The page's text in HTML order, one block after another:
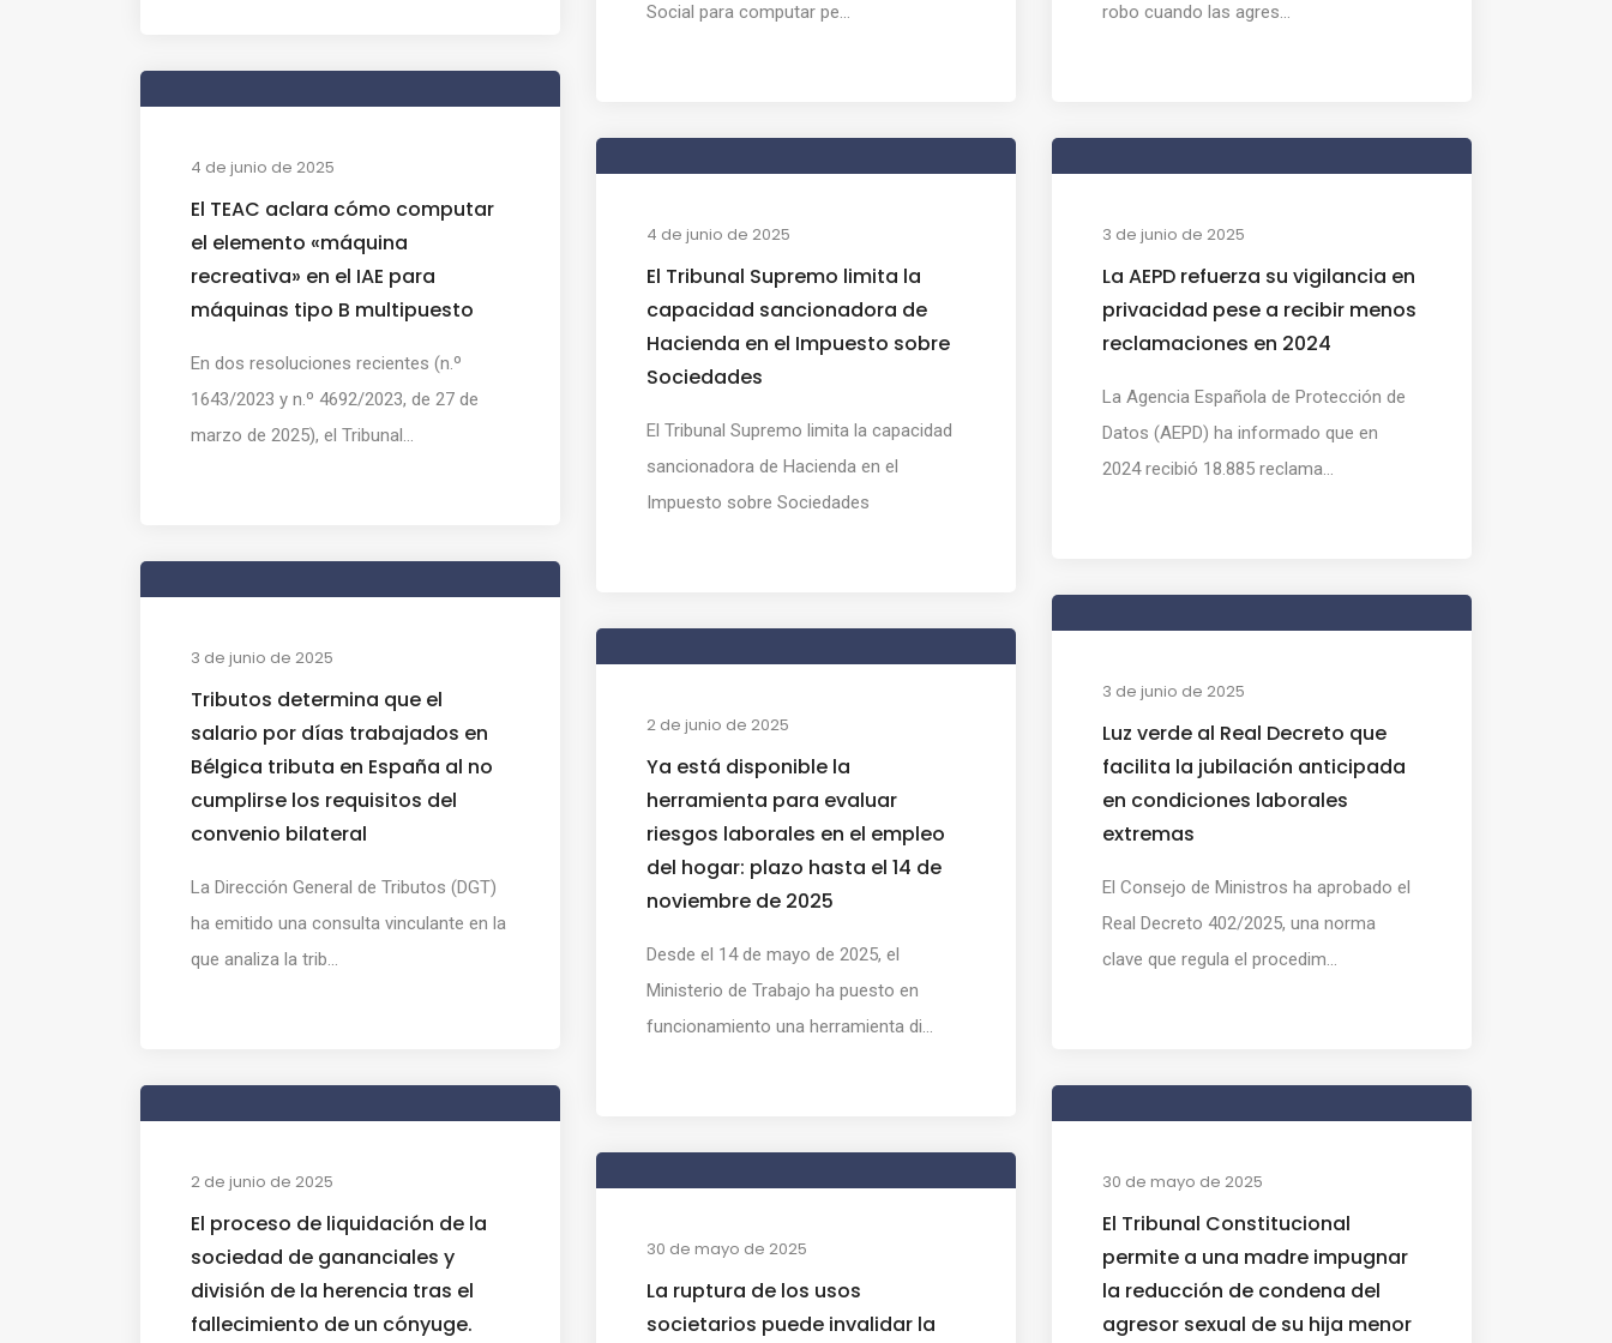
Social para computar pe...
robo cuando las agres...
4 de junio de 2025
El TEAC aclara cómo computar
el elemento «máquina
recreativa» en el IAE para
máquinas tipo B multipuesto
En dos resoluciones recientes (n.º
1643/2023 y n.º 4692/2023, de 27 de
marzo de 2025), el Tribunal...
4 de junio de 2025
El Tribunal Supremo limita la
capacidad sancionadora de
Hacienda en el Impuesto sobre
Sociedades
El Tribunal Supremo limita la capacidad
sancionadora de Hacienda en el
Impuesto sobre Sociedades
3 de junio de 2025
La AEPD refuerza su vigilancia en
privacidad pese a recibir menos
reclamaciones en 2024
La Agencia Española de Protección de
Datos (AEPD) ha informado que en
2024 recibió 18.885 reclama...
3 de junio de 2025
Tributos determina que el
salario por días trabajados en
Bélgica tributa en España al no
cumplirse los requisitos del
convenio bilateral
La Dirección General de Tributos (DGT)
ha emitido una consulta vinculante en la
que analiza la trib...
3 de junio de 2025
Luz verde al Real Decreto que
facilita la jubilación anticipada
en condiciones laborales
extremas
El Consejo de Ministros ha aprobado el
Real Decreto 402/2025, una norma
clave que regula el procedim...
2 de junio de 2025
Ya está disponible la
herramienta para evaluar
riesgos laborales en el empleo
del hogar: plazo hasta el 14 de
noviembre de 2025
Desde el 14 de mayo de 2025, el
Ministerio de Trabajo ha puesto en
funcionamiento una herramienta di...
2 de junio de 2025
El proceso de liquidación de la
sociedad de gananciales y
división de la herencia tras el
fallecimiento de un cónyuge.
30 de mayo de 2025
El Tribunal Constitucional
permite a una madre impugnar
la reducción de condena del
agresor sexual de su hija menor
30 de mayo de 2025
La ruptura de los usos
societarios puede invalidar la